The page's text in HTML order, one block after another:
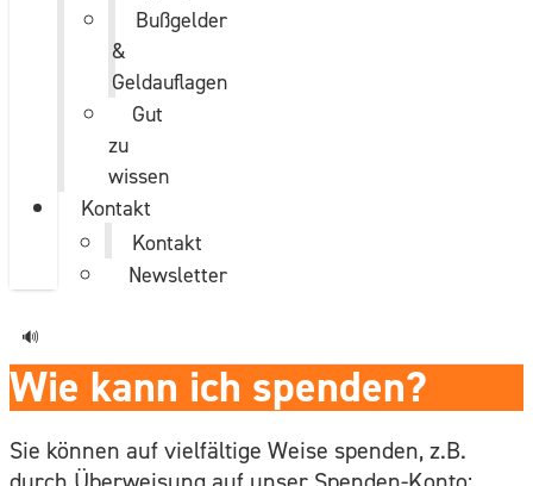
Bußgelder
&
Geldauflagen
Gut
zu
wissen
Kontakt
Kontakt
Newsletter
🔊
Wie kann ich spenden?
Sie können auf vielfältige Weise spenden, z.B.